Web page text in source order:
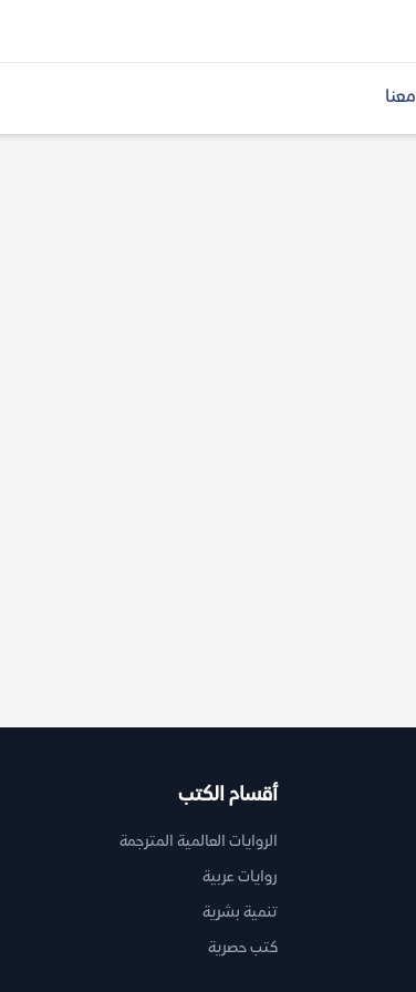
أقسام الكتب
الروايات العالمية المترجمة
روايات عربية
تنمية بشرية
كتب حصرية